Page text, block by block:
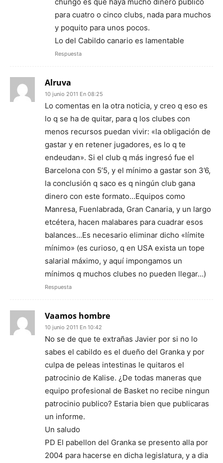
para cuatro o cinco clubs, nada para muchos
y poquito para unos pocos.
Lo del Cabildo canario es lamentable
Respuesta
Alruva
10 junio 2011 En 08:25
Lo comentas en la otra noticia, y creo q eso es
lo q se ha de quitar, para q los clubes con
menos recursos puedan vivir: «la obligación de
gastar y en retener jugadores, es lo q te
endeudan». Si el club q más ingresó fue el
Barcelona con 5’5, y el mínimo a gastar son 3’6,
la conclusión q saco es q ningún club gana
dinero con este formato…Equipos como
Manresa, Fuenlabrada, Gran Canaria, y un largo
etcétera, hacen malabares para cuadrar esos
balances…Es necesario eliminar dicho «límite
mínimo» (es curioso, q en USA exista un tope
salarial máximo, y aquí impongamos un
mínimos q muchos clubes no pueden llegar…)
Respuesta
Vaamos hombre
10 junio 2011 En 10:42
No se de que te extrañas Javier por si no lo
sabes el cabildo es el dueño del Granka y por
culpa de peleas intestinas le quitaros el
patrocinio de Kalise. ¿De todas maneras que
equipo profesional de Basket no recibe ningun
patrocinio publico? Estaria bien que publicaras
un informe.
Un saludo
PD El pabellon del Granka se presento alla por
2004 para hacerse en dicha legislatura, y a dia